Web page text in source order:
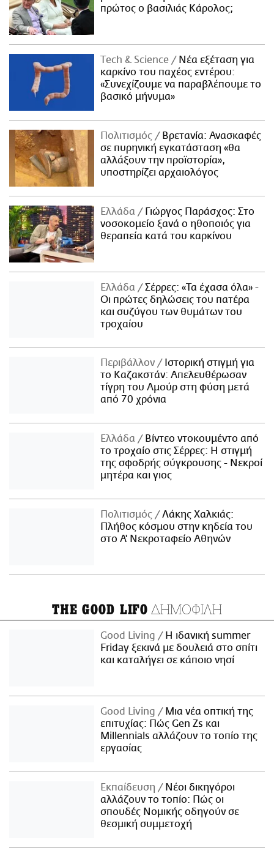
πρώτος ο βασιλιάς Κάρολος;
Τech & Science
Νέα εξέταση για
καρκίνο του παχέος εντέρου:
«Συνεχίζουμε να παραβλέπουμε το
βασικό μήνυμα»
Πολιτισμός
Βρετανία: Ανασκαφές
σε πυρηνική εγκατάσταση «θα
αλλάξουν την προϊστορία»,
υποστηρίζει αρχαιολόγος
Ελλάδα
Γιώργος Παράσχος: Στο
νοσοκομείο ξανά ο ηθοποιός για
θεραπεία κατά του καρκίνου
Ελλάδα
Σέρρες: «Τα έχασα όλα» -
Οι πρώτες δηλώσεις του πατέρα
και συζύγου των θυμάτων του
τροχαίου
Περιβάλλον
Ιστορική στιγμή για
το Καζακστάν: Απελευθέρωσαν
τίγρη του Αμούρ στη φύση μετά
από 70 χρόνια
Ελλάδα
Βίντεο ντοκουμέντο από
το τροχαίο στις Σέρρες: Η στιγμή
της σφοδρής σύγκρουσης - Νεκροί
μητέρα και γιος
Πολιτισμός
Λάκης Χαλκιάς:
Πλήθος κόσμου στην κηδεία του
στο Α' Νεκροταφείο Αθηνών
THE GOOD LIFO ΔΗΜΟΦΙΛΗ
Good Living
Η ιδανική summer
Friday ξεκινά με δουλειά στο σπίτι
και καταλήγει σε κάποιο νησί
Good Living
Μια νέα οπτική της
επιτυχίας: Πώς Gen Zs και
Millennials αλλάζουν το τοπίο της
εργασίας
Εκπαίδευση
Νέοι δικηγόροι
αλλάζουν το τοπίο: Πώς οι
σπουδές Νομικής οδηγούν σε
θεσμική συμμετοχή